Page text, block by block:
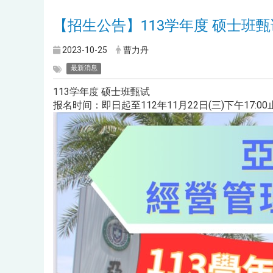
【招生公告】113学年度 硕士班
2023-10-25 曹力丹
最新消息
113学年度 硕士班甄试
报名时间：即日起至112年11月22日(三)下午17:00